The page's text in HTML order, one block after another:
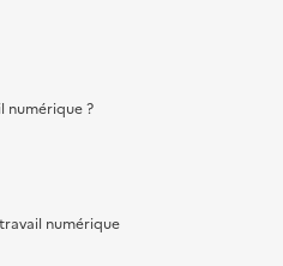
numérique ?
numérique